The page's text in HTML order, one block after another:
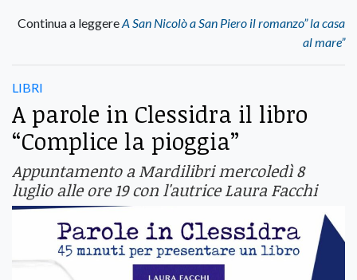
Continua a leggereA San Nicolò a San Piero il romanzo” la casa
al mare”
LIBRI
A parole in Clessidra il libro
“Complice la pioggia”
Appuntamento a Mardilibri mercoledì 8
luglio alle ore 19 con l'autrice Laura Facchi